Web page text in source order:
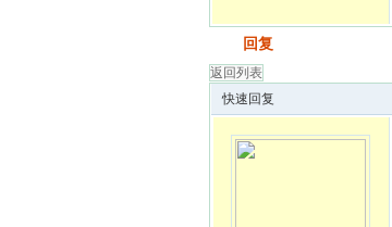
回复
返回列表
快速回复